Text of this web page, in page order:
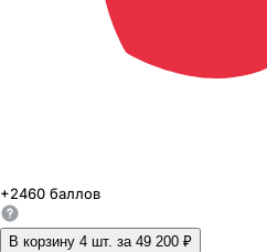
+2460 баллов
В корзину 4 шт. за 49 200 ₽